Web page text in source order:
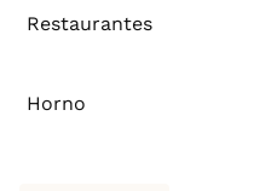
Restaurantes
Horno